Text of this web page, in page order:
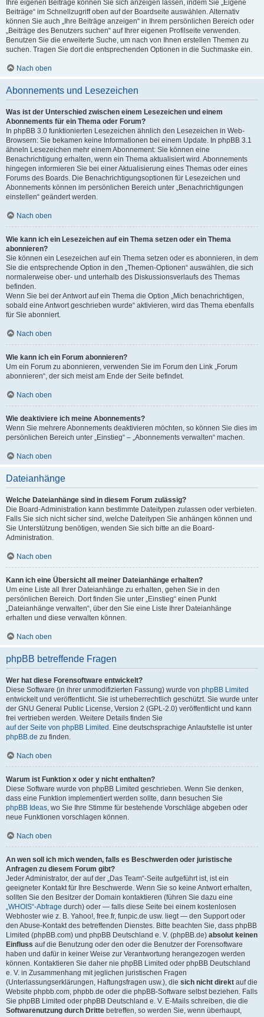
Ihre eigenen Beiträge können Sie sich anzeigen lassen, indem Sie „Eigene
Beiträge“ im Schnellzugriff oben auf der Boardseite auswählen. Alternativ
können Sie auch „Ihre Beiträge anzeigen“ in Ihrem persönlichen Bereich oder
„Beiträge des Benutzers suchen“ auf Ihrer eigenen Profilseite verwenden.
Benutzen Sie die erweiterte Suche, um nach von Ihnen erstellen Themen zu
suchen. Tragen Sie dort die entsprechenden Optionen in die Suchmaske ein.
Nach oben
Abonnements und Lesezeichen
Was ist der Unterschied zwischen einem Lesezeichen und einem
Abonnements für ein Thema oder Forum?
In phpBB 3.0 funktionierten Lesezeichen ähnlich den Lesezeichen in Web-
Browsern: Sie bekamen keine Informationen bei einem Update. In phpBB 3.1
ähneln Lesezeichen mehr einem Abonnement: Sie können eine
Benachrichtigung erhalten, wenn ein Thema aktualisiert wird. Abonnements
hingegen informieren Sie bei einer Aktualisierung eines Themas oder eines
Forums des Boards. Die Benachrichtigungsoptionen für Lesezeichen und
Abonnements können im persönlichen Bereich unter „Benachrichtigungen
einstellen“ geändert werden.
Nach oben
Wie kann ich ein Lesezeichen auf ein Thema setzen oder ein Thema
abonnieren?
Sie können ein Lesezeichen auf ein Thema setzen oder es abonnieren, in dem
Sie die entsprechende Option in den „Themen-Optionen“ auswählen, die sich
normalerweise ober- und unterhalb des Diskussionsverlaufs des Themas
befinden.
Wenn Sie bei der Antwort auf ein Thema die Option „Mich benachrichtigen,
sobald eine Antwort geschrieben wurde“ aktivieren, wird das Thema ebenfalls
für Sie abonniert.
Nach oben
Wie kann ich ein Forum abonnieren?
Um ein Forum zu abonnieren, verwenden Sie im Forum den Link „Forum
abonnieren“, der sich meist am Ende der Seite befindet.
Nach oben
Wie deaktiviere ich meine Abonnements?
Wenn Sie mehrere Abonnements deaktivieren möchten, so können Sie dies im
persönlichen Bereich unter „Einstieg“ – „Abonnements verwalten“ machen.
Nach oben
Dateianhänge
Welche Dateianhänge sind in diesem Forum zulässig?
Die Board-Administration kann bestimmte Dateitypen zulassen oder verbieten.
Falls Sie sich nicht sicher sind, welche Dateitypen Sie anhängen können und
Sie Unterstützung benötigen, wenden Sie sich bitte an die Board-
Administration.
Nach oben
Kann ich eine Übersicht all meiner Dateianhänge erhalten?
Um eine Liste all Ihrer Dateianhänge zu erhalten, gehen Sie in den
persönlichen Bereich. Dort finden Sie unter „Einstieg“ einen Punkt
„Dateianhänge verwalten“, über den Sie eine Liste Ihrer Dateianhänge
erhalten und diese verwalten können.
Nach oben
phpBB betreffende Fragen
Wer hat diese Forensoftware entwickelt?
Diese Software (in ihrer unmodifizierten Fassung) wurde von phpBB Limited
entwickelt und veröffentlicht. Sie ist urheberrechtlich geschützt. Sie wurde unter
der GNU General Public License, Version 2 (GPL-2.0) veröffentlicht und kann
frei vertrieben werden. Weitere Details finden Sie
auf der Seite von phpBB Limited . Eine deutschsprachige Anlaufstelle ist unter
phpBB.de zu finden.
Nach oben
Warum ist Funktion x oder y nicht enthalten?
Diese Software wurde von phpBB Limited geschrieben. Wenn Sie denken,
dass eine Funktion implementiert werden sollte, dann besuchen Sie
phpBB Ideas, wo Sie Ihre Stimme für bestehende Vorschläge abgeben oder
neue Funktionen vorschlagen können.
Nach oben
An wen soll ich mich wenden, falls es Beschwerden oder juristische
Anfragen zu diesem Forum gibt?
Jeder Administrator, der auf der „Das Team“-Seite aufgeführt ist, ist ein
geeigneter Kontakt für Ihre Beschwerde. Wenn Sie so keine Antwort erhalten,
sollten Sie den Besitzer der Domain kontaktieren (führen Sie dazu eine
„WHOIS“-Abfrage durch) oder — falls diese Seite bei einem kostenlosen
Webhoster wie z. B. Yahoo!, free.fr, funpic.de usw. liegt — den Support oder
den Abuse-Kontakt des betreffenden Dienstes. Bitte beachten Sie, dass phpBB
Limited (phpBB.com) und phpBB Deutschland e. V. (phpBB.de) absolut keinen
Einfluss auf die Benutzung oder den oder die Benutzer der Forensoftware
haben und dafür in keiner Weise zur Verantwortung herangezogen werden
können. Kontaktieren Sie daher nie phpBB Limited oder phpBB Deutschland
e. V. in Zusammenhang mit jeglichen juristischen Fragen
(Unterlassungserklärungen, Haftungsfragen usw.), die sich nicht direkt auf die
Website phpbb.com, phpbb.de oder die phpBB-Software selbst beziehen. Falls
Sie phpBB Limited oder phpBB Deutschland e. V. E-Mails schreiben, die die
Softwarenutzung durch Dritte betreffen, so werden Sie, wenn überhaupt,